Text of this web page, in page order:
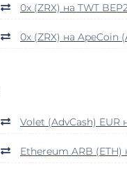
0x (ZRX) на TWT
0x (ZRX) на ApeCoin
Volet (AdvCash) EUR
Ethereum ARB